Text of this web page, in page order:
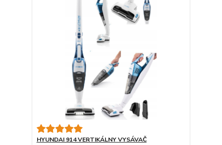
HYUNDAI 914 VERTIKÁLNY VYSÁVAČ